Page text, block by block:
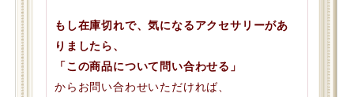
もし在庫切れで、気になるアクセサリーがあ
りましたら、
「この商品について問い合わせる」
からお問い合わせいただければ、